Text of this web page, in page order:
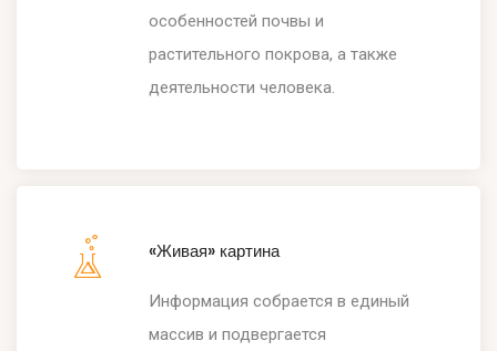
особенностей почвы и
растительного покрова, а также
деятельности человека.
«Живая» картина
Информация собрается в единый
массив и подвергается